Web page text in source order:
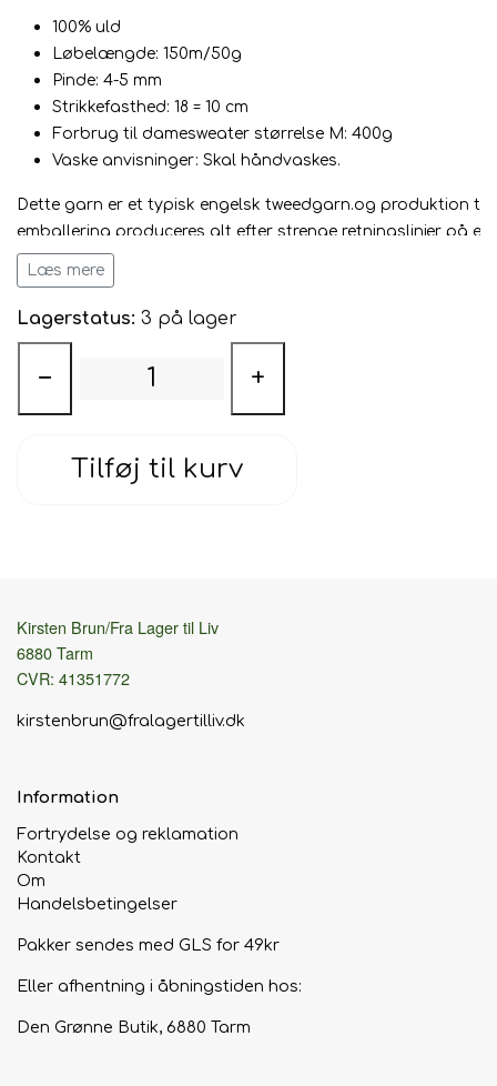
100% uld
Løbelængde: 150m/50g
Pinde: 4-5 mm
Strikkefasthed: 18 = 10 cm
Forbrug til damesweater størrelse M: 400g
Vaske anvisninger: Skal håndvaskes.
Dette garn er et typisk engelsk tweedgarn.og produktion til
emballering produceres alt efter strenge retningslinjer på
socialt korrekt måde.
Den rå uld til Loch Lomond kommer fra mulesing-fri gårde i
Det spindes og farves i Tyrkiet.
Loch Lomond spindes som kartet garn, hvilket betyder, at
voluminøst og samtidig har en lang løbelængde. Dette gør
GOTS GOTS certified by Control Union CU 890756.
Læs mere
Lagerstatus: 3 på lager
− +
Tilføj til kurv
Kirsten Brun/Fra Lager til Liv
6880 Tarm
CVR: 41351772
kirstenbrun@fralagertilliv.dk
Information
Fortrydelse og reklamation
Kontakt
Om
Handelsbetingelser
Pakker sendes med GLS for 49kr
Eller afhentning i åbningstiden hos:
Den Grønne Butik, 6880 Tarm